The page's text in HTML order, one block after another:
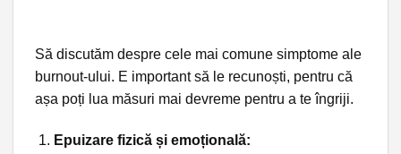
Să discutăm despre cele mai comune simptome ale
burnout-ului. E important să le recunoști, pentru că
așa poți lua măsuri mai devreme pentru a te îngriji.
Epuizare fizică și emoțională: